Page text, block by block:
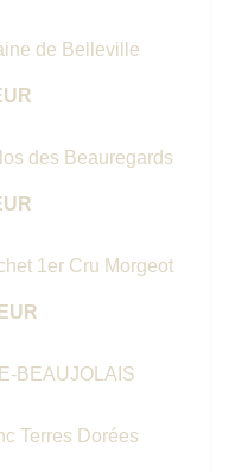
de Belleville
des Beauregards
1er Cru Morgeot
BEAUJOLAIS
Terres Dorées